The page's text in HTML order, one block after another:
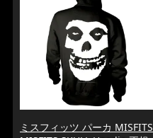
ミスフィッツ パーカ MISFITS